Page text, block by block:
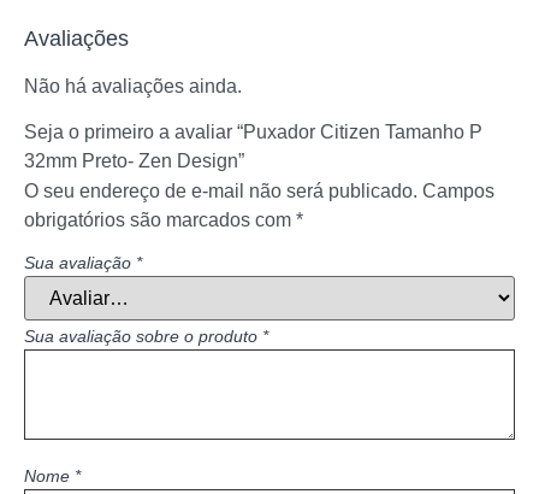
Avaliações
Não há avaliações ainda.
Seja o primeiro a avaliar “Puxador Citizen Tamanho P
32mm Preto- Zen Design”
O seu endereço de e-mail não será publicado. Campos
obrigatórios são marcados com *
Sua avaliação *
Sua avaliação sobre o produto *
Nome *